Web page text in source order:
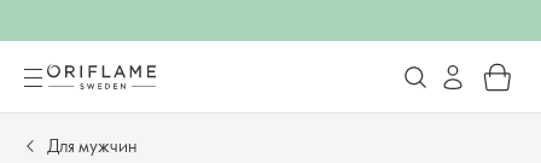
Для мужчин